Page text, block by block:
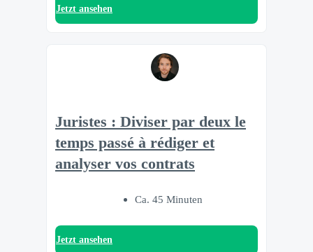
Jetzt ansehen
Juristes : Diviser par deux le
temps passé à rédiger et
analyser vos contrats
Ca. 45 Minuten
Jetzt ansehen